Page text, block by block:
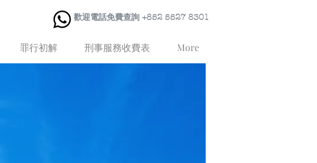
歡迎電話免費查詢 +852 5527 8301
罪行初解 刑事服務收費表 More